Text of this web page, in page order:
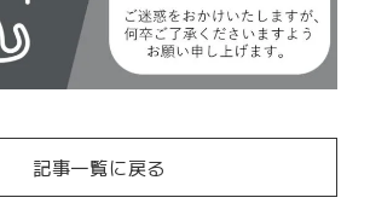
記事一覧に戻る